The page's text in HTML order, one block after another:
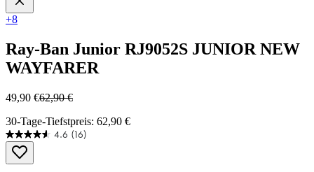
+8
Ray-Ban Junior RJ9052S JUNIOR NEW
WAYFARER
49,90 €62,90 €
30-Tage-Tiefstpreis: 62,90 €
4.6 (16)
4.6
von
5